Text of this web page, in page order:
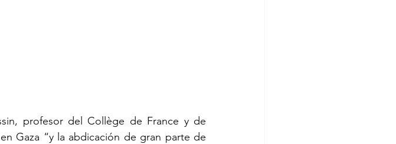
profesor del Collège de France y de
Gaza “y la abdicación de gran parte de